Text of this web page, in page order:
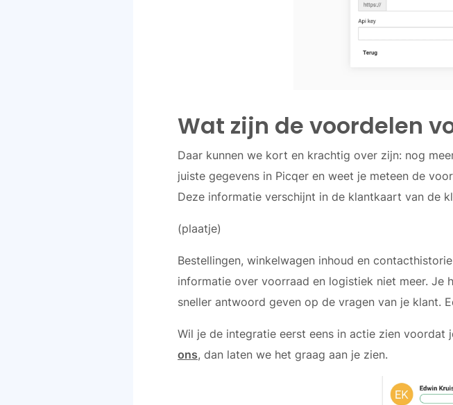
Wat zijn de voordelen
Daar kunnen we kort en krachtig over zijn: nog
juiste gegevens in Picqer en weet je meteen de
Deze informatie verschijnt in de klantkaart van de
(plaatje)
Bestellingen, winkelwagen inhoud en
informatie over voorraad en logistiek niet meer. Je
sneller antwoord geven op de vragen van je klant.
Wil je de integratie eerst eens in actie zien voordat
ons, dan laten we het graag aan je zien.